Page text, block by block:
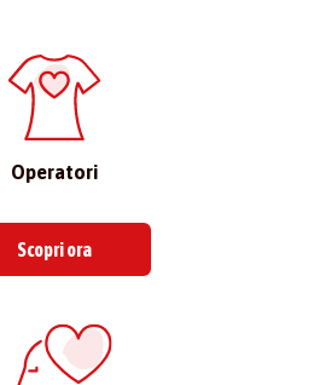
Operatori
Scopri ora